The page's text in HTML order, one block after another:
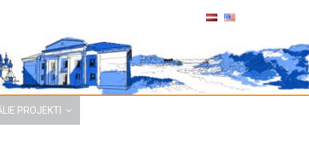
PROJEKTI